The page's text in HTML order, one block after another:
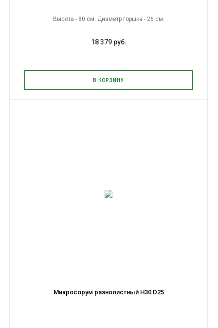
Высота - 80 см. Диаметр горшка - 26 см.
18 379 руб.
В КОРЗИНУ
Микросорум разнолистный H30 D25